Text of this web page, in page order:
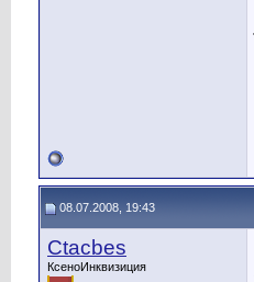
08.07.2008, 19:43
Ctacbes
КсеноИнквизиция